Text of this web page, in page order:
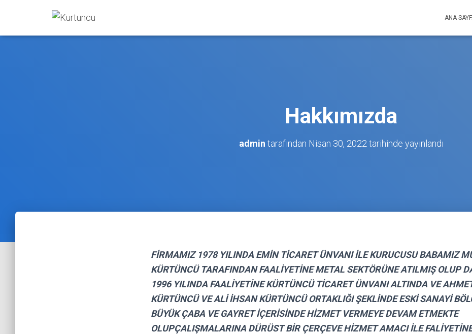
ANA
Hakkımızda
admin tarafından Nisan 30, 2022 tarihinde yayınlandı
FİRMAMIZ 1978 YILINDA EMİN TİCARET ÜNVANI İLE KURUCUSU BABAMIZ
KÜRTÜNCÜ TARAFINDAN FAALİYETİNE METAL SEKTÖRÜNE ATILMIŞ OLUP
1996 YILINDA FAALİYETİNE KÜRTÜNCÜ TİCARET ÜNVANI ALTINDA VE
KÜRTÜNCÜ VE ALİ İHSAN KÜRTÜNCÜ ORTAKLIĞI ŞEKLİNDE ESKİ SANAYİ
BÜYÜK ÇABA VE GAYRET İÇERİSİNDE HİZMET VERMEYE DEVAM ETMEKTE
OLUPÇALIŞMALARINA DÜRÜST BİR ÇERÇEVE HİZMET AMACI İLE